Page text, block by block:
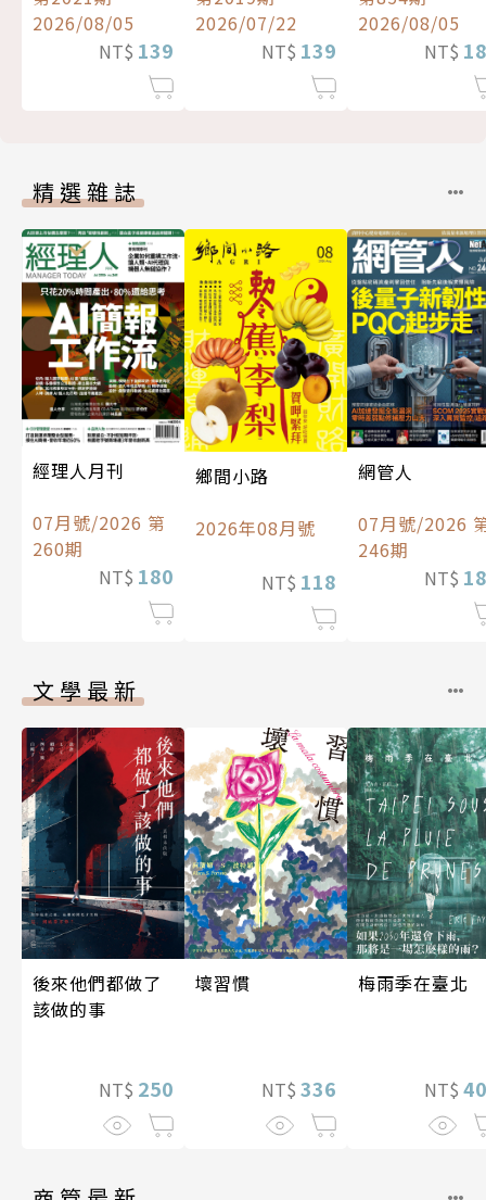
2026/08/05
NT$ 139
2026/07/22
NT$ 139
2026/08/05
NT$
精選雜誌
經理人月刊
07月號/2026 第
260期
NT$ 180
鄉間小路
2026年08月號
NT$ 118
網管人
07月號/2026
246期
NT$
文學最新
後來他們都做了
該做的事
NT$ 250
壞習慣
NT$ 336
梅雨季在臺北
NT$